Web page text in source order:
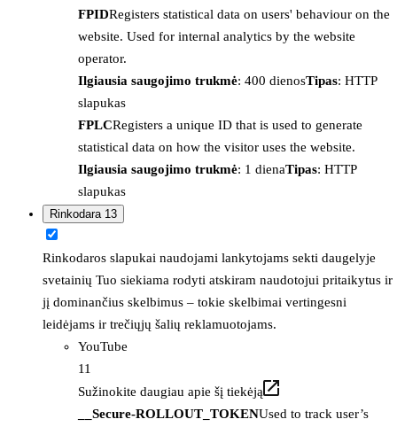
FPIDRegisters statistical data on users' behaviour on the
website. Used for internal analytics by the website
operator.
Ilgiausia saugojimo trukmė: 400 dienosTipas: HTTP
slapukas
FPLCRegisters a unique ID that is used to generate
statistical data on how the visitor uses the website.
Ilgiausia saugojimo trukmė: 1 dienaTipas: HTTP
slapukas
Rinkodara 13
Rinkodaros slapukai naudojami lankytojams sekti daugelyje
svetainių Tuo siekiama rodyti atskiram naudotojui pritaikytus ir
jį dominančius skelbimus – tokie skelbimai vertingesni
leidėjams ir trečiųjų šalių reklamuotojams.
YouTube
11
Sužinokite daugiau apie šį tiekėją
__Secure-ROLLOUT_TOKENUsed to track user’s